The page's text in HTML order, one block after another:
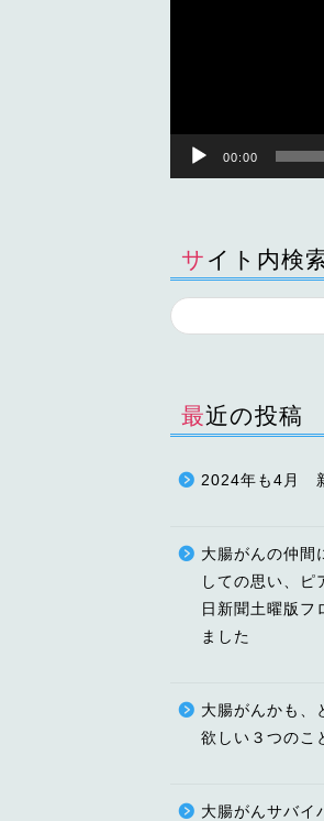
00:00
サイト内検
最近の投稿
2024年も4月
大腸がんの仲間
しての思い、ピ
日新聞土曜版フ
ました
大腸がんかも
欲しい３つのこ
大腸がんサバイ